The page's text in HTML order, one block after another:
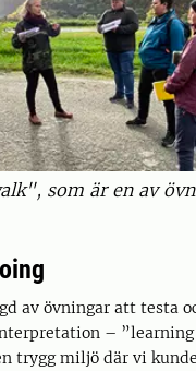
som är en av
av övningar att testa
– ”learning
trygg miljö där vi